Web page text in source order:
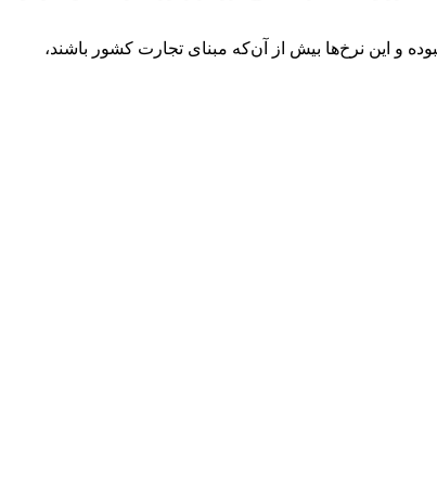
و این نرخ‌ها بیش از آن‌که مبنای تجارت کشور باشند،